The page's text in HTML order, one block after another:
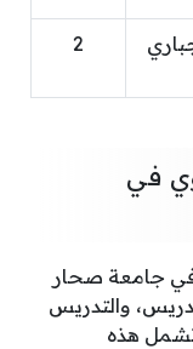
2
في
في جامعة صحار
والتدريس
هذه